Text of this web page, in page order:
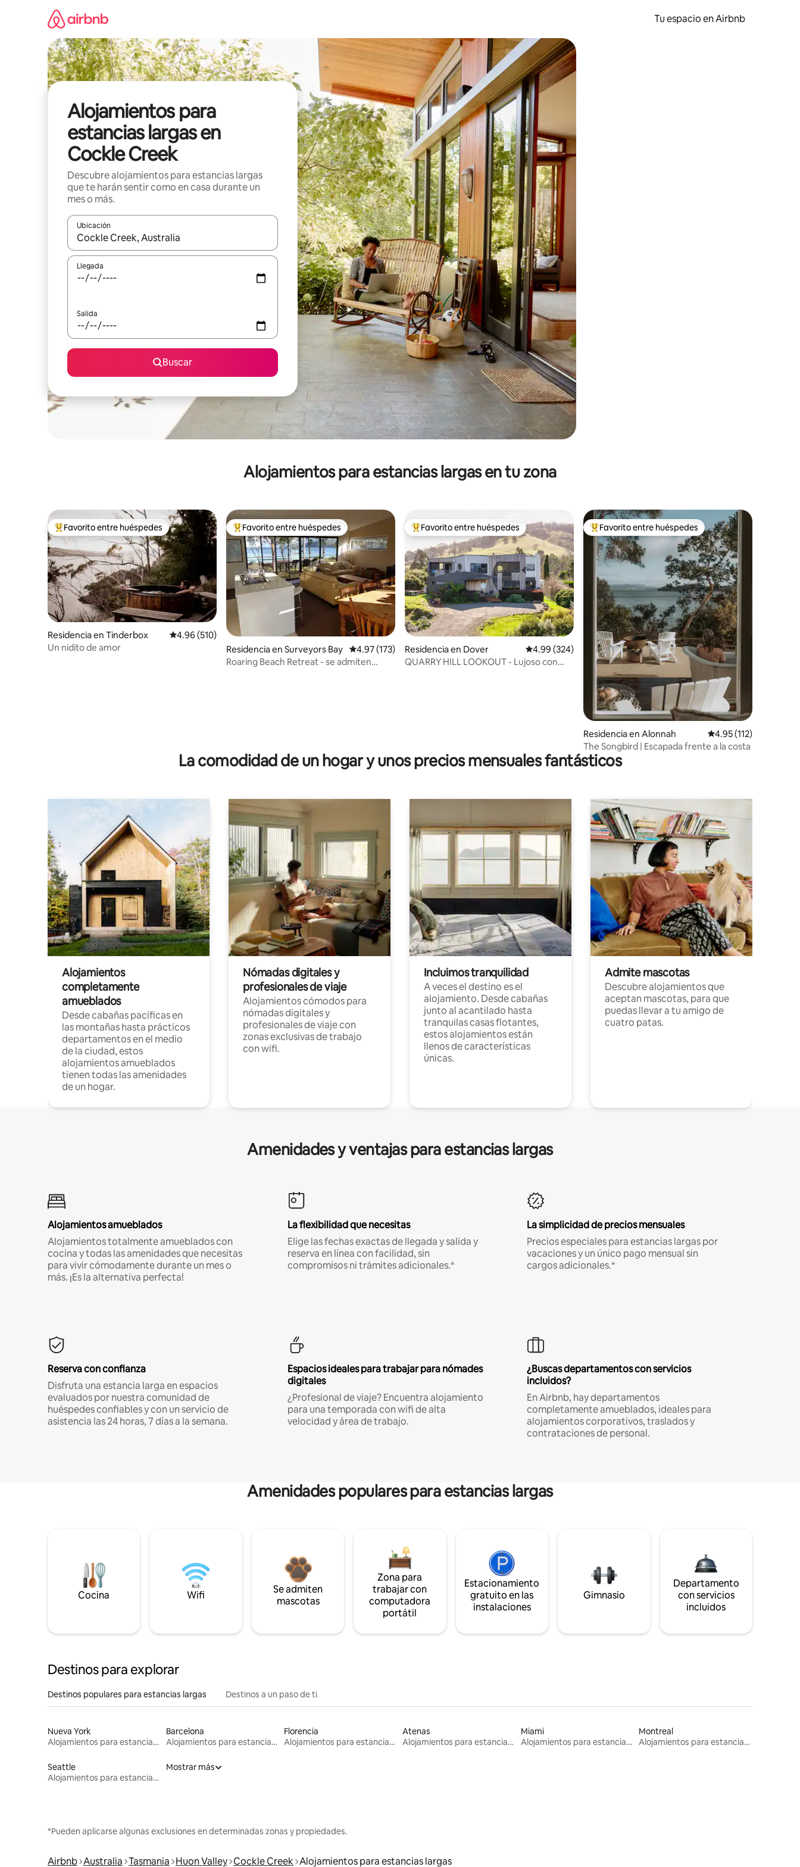
Tu espacio en Airbnb
Alojamientos para
estancias largas en
Cockle Creek
Descubre alojamientos para estancias largas
que te harán sentir como en casa durante un
mes o más.
Ubicación
Cuando los resultados estén disponibles, podrás navegar usando las teclas de las flechas hacia arriba y hacia abajo, o bien tocando y deslizando la pantalla.
Llegada
Salida
Buscar
Alojamientos para estancias largas en tu zona
De los mejores en Favorito entre huéspedes
Favorito entre huéspedes
Residencia en Tinderbox Calificación promedio: 4.96 de 5; 510 evaluaciones
4.96 (510)
Un nidito de amor
De los mejores en Favorito entre huéspedes
Favorito entre huéspedes
Residencia en Surveyors Bay Calificación promedio: 4.97 de 5; 173 evaluaciones
4.97 (173)
Roaring Beach Retreat - se admiten
De los mejores en Favorito entre huéspedes
Favorito entre huéspedes
Residencia en Dover Calificación promedio: 4.99 de 5; 324 evaluaciones
4.99 (324)
QUARRY HILL LOOKOUT - Lujoso con
De los mejores en Favorito entre huéspedes
Favorito entre huéspedes
Residencia en Alonnah Calificación promedio:
4.95 (112)
The Songbird | Escapada frente a la costa
La comodidad de un hogar y unos precios mensuales fantásticos
Alojamientos
completamente
amueblados
Desde cabañas pacíficas en
las montañas hasta prácticos
departamentos en el medio
de la ciudad, estos
alojamientos amueblados
tienen todas las amenidades
de un hogar.
Nómadas digitales y
profesionales de viaje
Alojamientos cómodos para
nómadas digitales y
profesionales de viaje con
zonas exclusivas de trabajo
con wifi.
Incluimos tranquilidad
A veces el destino es el
alojamiento. Desde cabañas
junto al acantilado hasta
tranquilas casas flotantes,
estos alojamientos están
llenos de características
únicas.
Admite mascotas
Descubre alojamientos que
aceptan mascotas, para que
puedas llevar a tu amigo de
cuatro patas.
Amenidades y ventajas para estancias largas
Alojamientos amueblados
Alojamientos totalmente amueblados con
cocina y todas las amenidades que necesitas
para vivir cómodamente durante un mes o
más. ¡Es la alternativa perfecta!
La flexibilidad que necesitas
Elige las fechas exactas de llegada y salida y
reserva en línea con facilidad, sin
compromisos ni trámites adicionales.*
La simplicidad de precios mensuales
Precios especiales para estancias largas por
vacaciones y un único pago mensual sin
cargos adicionales.*
Reserva con confianza
Disfruta una estancia larga en espacios
evaluados por nuestra comunidad de
huéspedes confiables y con un servicio de
asistencia las 24 horas, 7 días a la semana.
Espacios ideales para trabajar para nómades
digitales
¿Profesional de viaje? Encuentra alojamiento
para una temporada con wifi de alta
velocidad y área de trabajo.
¿Buscas departamentos con servicios
incluidos?
En Airbnb, hay departamentos
completamente amueblados, ideales para
alojamientos corporativos, traslados y
contrataciones de personal.
Amenidades populares para estancias largas
Cocina Wifi
Se admiten
mascotas
Zona para
trabajar con
computadora
portátil
Estacionamiento
gratuito en las
instalaciones
Gimnasio
Departamento
con servicios
incluidos
Destinos para explorar
Destinos populares para estancias largas Destinos a un paso de ti
Nueva York
Alojamientos para estancias largas
Barcelona
Alojamientos para estancias largas
Florencia
Alojamientos para estancias largas
Atenas
Alojamientos para estancias largas
Miami
Alojamientos para estancias largas
Montreal
Alojamientos para estancias largas
Seattle
Alojamientos para estancias largas
Mostrar más
*Pueden aplicarse algunas exclusiones en determinadas zonas y propiedades.
Airbnb Australia Tasmania Huon Valley Cockle Creek Alojamientos para estancias largas